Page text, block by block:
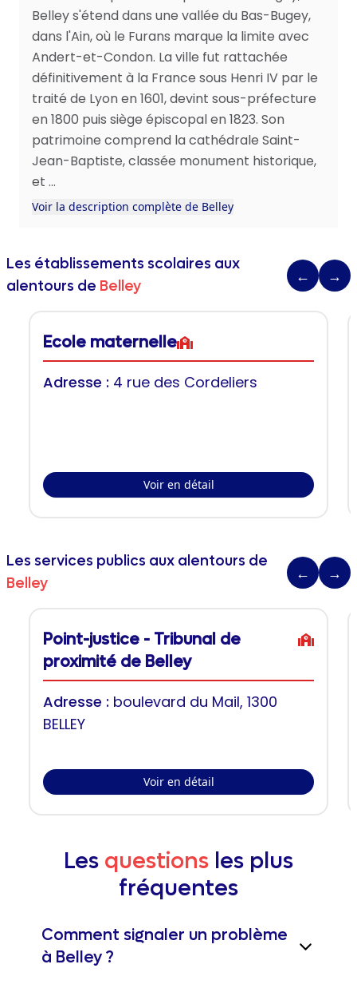
Belley s'étend dans une vallée du Bas-Bugey,
dans l'Ain, où le Furans marque la limite avec
Andert-et-Condon. La ville fut rattachée
définitivement à la France sous Henri IV par le
traité de Lyon en 1601, devint sous-préfecture
en 1800 puis siège épiscopal en 1823. Son
patrimoine comprend la cathédrale Saint-
Jean-Baptiste, classée monument historique,
et ...
Voir la description complète de Belley
Les établissements scolaires aux
alentours de Belley
← →
Ecole maternelle
Adresse : 4 rue des Cordeliers
Voir en détail
Les services publics aux alentours de
Belley
← →
Point-justice - Tribunal de
proximité de Belley
Adresse : boulevard du Mail, 1300
BELLEY
Voir en détail
Les questions les plus
fréquentes
Comment signaler un problème
à Belley ?